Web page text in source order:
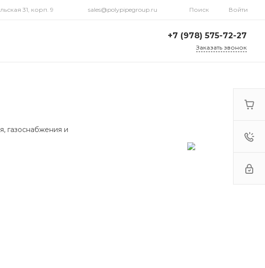
31, корп. 9 sales@polypipegroup.ru Поиск Войти
+7 (978) 575-72-27
+7 (978) 575-72-27
Заказать звонок
газоснабжения и